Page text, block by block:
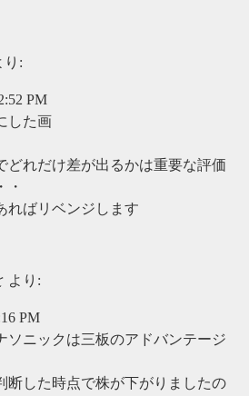
り:
PM
した画
どれだけ差が出るかは重要な評価
・
ればリベンジします
より:
PM
ソニックは三板のアドバンテージ
断した時点で株が下がりましたの